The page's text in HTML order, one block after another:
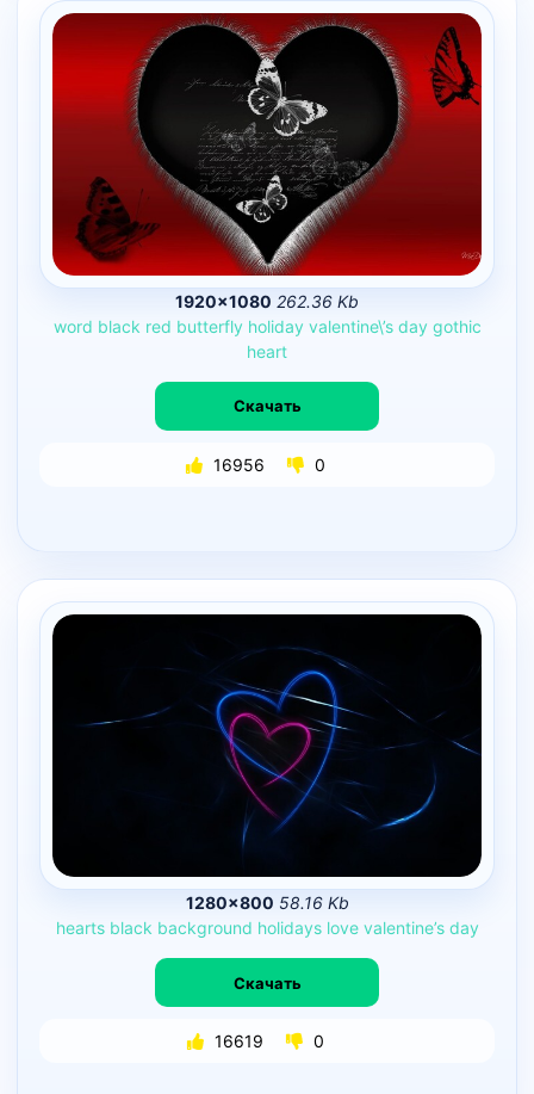
1920×1080 262.36 Kb
word black red butterfly holiday valentine\’s day gothic
heart
Скачать
16956 0
1280×800 58.16 Kb
hearts black background holidays love valentine’s day
Скачать
16619 0